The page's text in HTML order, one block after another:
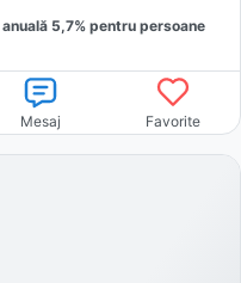
anuală 5,7% pentru persoane
Mesaj Favorite